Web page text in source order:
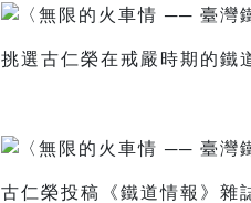
挑選古仁榮在戒嚴時期的鐵
古仁榮投稿《鐵道情報》雜